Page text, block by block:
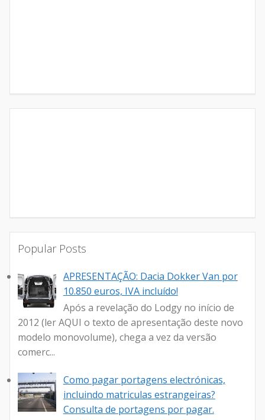
Popular Posts
APRESENTAÇÃO: Dacia Dokker Van por
10.850 euros, IVA incluído!
Após a revelação do Lodgy no início de
2012 (ler AQUI o texto de apresentação deste novo
modelo monovolume), chega a vez da versão
comerc...
Como pagar portagens electrónicas,
incluindo matriculas estrangeiras?
Consulta de portagens por pagar.